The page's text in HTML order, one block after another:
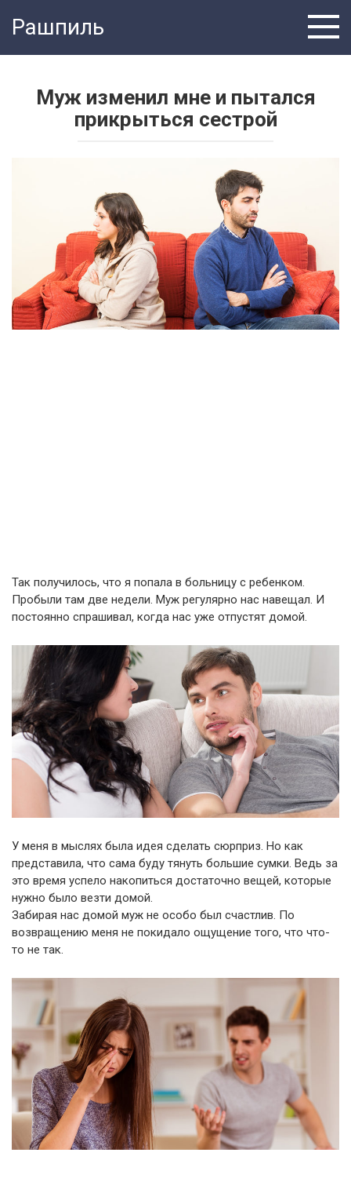
Рашпиль
Муж изменил мне и пытался
прикрыться сестрой
Так получилось, что я попала в больницу с ребенком.
Пробыли там две недели. Муж регулярно нас навещал. И
постоянно спрашивал, когда нас уже отпустят домой.
У меня в мыслях была идея сделать сюрприз. Но как
представила, что сама буду тянуть большие сумки. Ведь за
это время успело накопиться достаточно вещей, которые
нужно было везти домой.
Забирая нас домой муж не особо был счастлив. По
возвращению меня не покидало ощущение того, что что-
то не так.